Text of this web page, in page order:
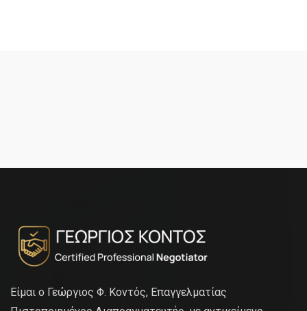
Είμαι ο Γεώργιος Φ. Κοντός, Επαγγελματίας